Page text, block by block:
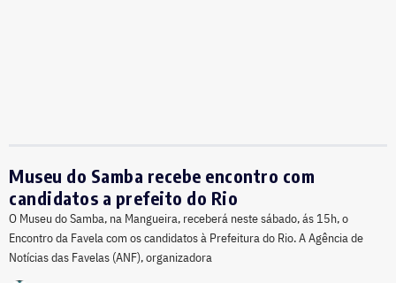
Museu do Samba recebe encontro com
candidatos a prefeito do Rio
O Museu do Samba, na Mangueira, receberá neste sábado, ás 15h, o
Encontro da Favela com os candidatos à Prefeitura do Rio. A Agência de
Notícias das Favelas (ANF), organizadora